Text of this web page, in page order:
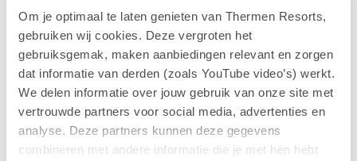
Om je optimaal te laten genieten van Thermen Resorts,
gebruiken wij cookies. Deze vergroten het
gebruiksgemak, maken aanbiedingen relevant en zorgen
dat informatie van derden (zoals YouTube video’s) werkt.
We delen informatie over jouw gebruik van onze site met
vertrouwde partners voor social media, advertenties en
analyse. Deze partners kunnen deze gegevens
combineren met andere informatie die je met hen hebt
samengesteld!
Gratis verzending v.a. € 100,-
Bestellingen worden gratis verzonden en thuisbezorgd
door PostNL!